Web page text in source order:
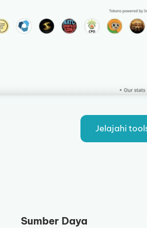
Jelajahi
Sumber Daya